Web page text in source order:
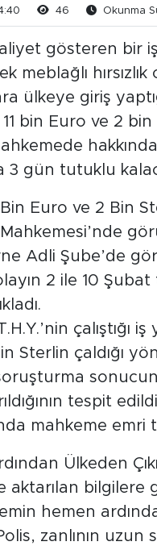
46 Okunma
gösteren bir
meblağlı
ülkeye giriş
11 bin Euro ve 2
mahkemede
3 gün tutuklu
Bin Euro ve 2 Bin
Adli Şube’de
2 ile 10
çalıştığı
Sterlin çaldığı
tespit
mahkeme
Ülkeden
aktarılan bilgilere
hemen
zanlının uzun